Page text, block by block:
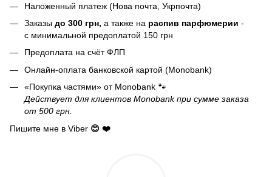
Наложенный платеж (Нова почта, Укрпочта)
Заказы до 300 грн, а также на распив парфюмерии -
с минимальной предоплатой 150 грн
Предоплата на счёт ФЛП
Онлайн-оплата банковской картой (Monobank)
«Покупка частями» от Monobank 🐾
Действует для клиентов Monobank при сумме заказа
от 500 грн.
Пишите мне в Viber 😊 ❤️